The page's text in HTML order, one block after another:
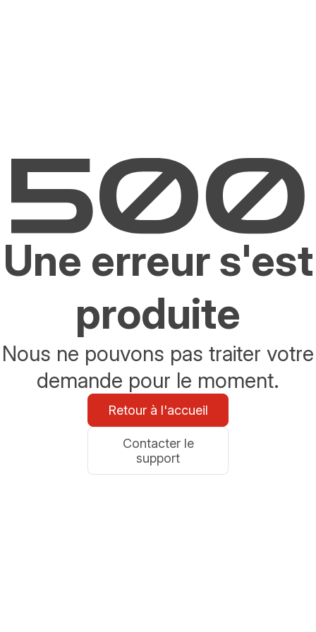
Une erreur s'est
produite
Nous ne pouvons pas traiter votre
demande pour le moment.
Retour à l'accueil
Contacter le
support